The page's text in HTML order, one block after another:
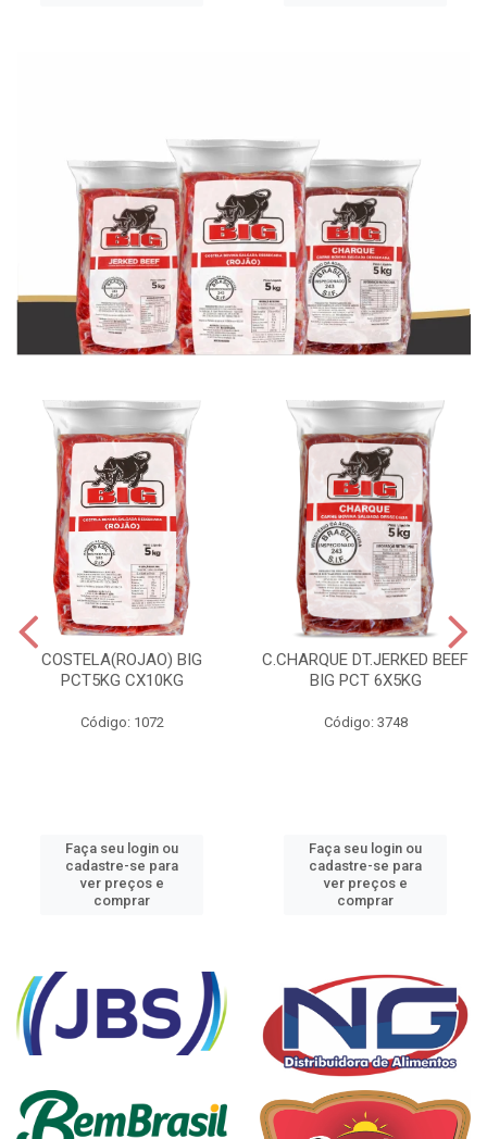
COSTELA(ROJAO) BIG
PCT5KG CX10KG
Código: 1072
Faça seu login ou
cadastre-se para
ver preços e
comprar
C.CHARQUE DT.JERKED BEEF
BIG PCT 6X5KG
Código: 3748
Faça seu login ou
cadastre-se para
ver preços e
comprar